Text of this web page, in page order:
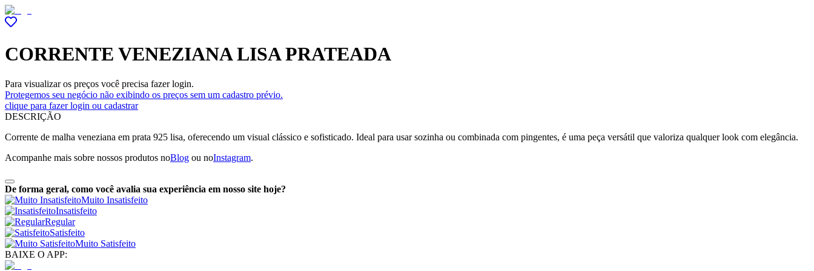
CORRENTE VENEZIANA LISA PRATEADA
Para visualizar os preços você precisa fazer login.
Protegemos seu negócio não exibindo os preços sem um cadastro prévio.
clique para fazer login ou cadastrar
DESCRIÇÃO
Corrente de malha veneziana em prata 925 lisa, oferecendo um visual clássico e sofisticado. Ideal para usar sozinha ou combinada com pingentes, é uma peça versátil que valoriza qualquer look com elegância.
Acompanhe mais sobre nossos produtos noBlog ou noInstagram.
De forma geral, como você avalia sua experiência em nosso site hoje?
Muito Insatisfeito
Insatisfeito
Regular
Satisfeito
Muito Satisfeito
BAIXE O APP: